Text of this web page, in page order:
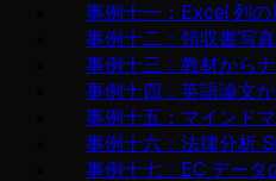
事例十一：Excel 列の
事例十二：領収書写
事例十三：教材から
事例十四：英語論文
事例十五：マインド
事例十六：法律分析
事例十七：EC データ